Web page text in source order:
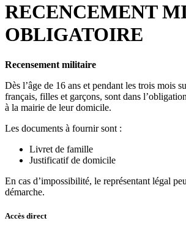
RECENCEMENT
OBLIGATOIRE
Recensement militaire
Dès l’âge de 16 ans et pendant les trois mois
français, filles et garçons, sont dans
à la mairie de leur domicile.
Les documents à fournir sont :
Livret de famille
Justificatif de domicile
En cas d’impossibilité, le représentant légal
démarche.
Accès direct